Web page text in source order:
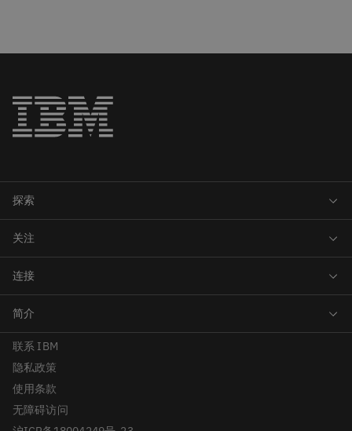
联系 IBM
隐私政策
使用条款
无障碍访问